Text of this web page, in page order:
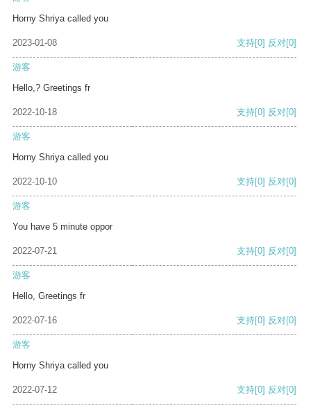
Horny Shriya called you
2023-01-08 支持[0] 反对[0]
游客
Hello,? Greetings fr
2022-10-18 支持[0] 反对[0]
游客
Horny Shriya called you
2022-10-10 支持[0] 反对[0]
游客
You have 5 minute oppor
2022-07-21 支持[0] 反对[0]
游客
Hello, Greetings fr
2022-07-16 支持[0] 反对[0]
游客
Horny Shriya called you
2022-07-12 支持[0] 反对[0]